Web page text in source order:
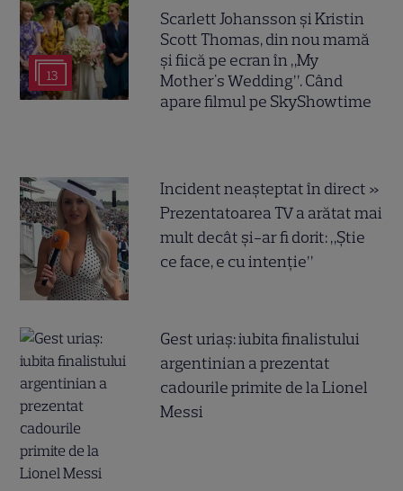
13
Scarlett Johansson și Kristin
Scott Thomas, din nou mamă
și fiică pe ecran în „My
Mother's Wedding”. Când
apare filmul pe SkyShowtime
Incident neașteptat în direct »
Prezentatoarea TV a arătat mai
mult decât și-ar fi dorit: „Știe
ce face, e cu intenție”
Gest uriaș: iubita finalistului
argentinian a prezentat
cadourile primite de la Lionel
Messi